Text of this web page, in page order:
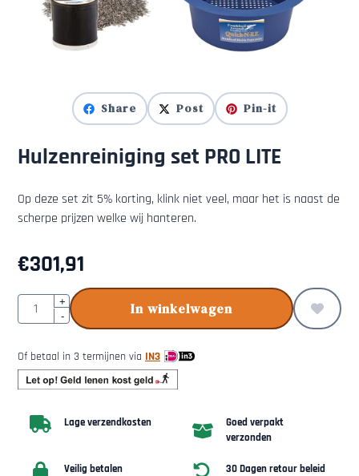
Share Post Pin-it
Hulzenreiniging set PRO LITE
Op deze set zit 5% korting, klink niet veel, maar het is naast de
scherpe prijzen welke wij hanteren.
€301,91
Aantal
+
-
In winkelwagen
Of betaal in 3 termijnen via IN3
Lage verzendkosten
Goed verpakt
verzonden
Veilig betalen 30 Dagen retour beleid